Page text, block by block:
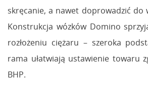
skręcanie, a nawet doprowadzić do
Konstrukcja wózków Domino
rozłożeniu ciężaru – szeroka
rama ułatwiają ustawienie towaru
BHP.